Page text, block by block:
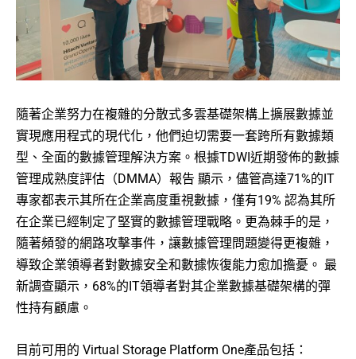
隨著企業努力在複雜的分散式多雲基礎架構上擴展數據並
實現應用程式的現代化，他們迫切需要一套跨所有數據類
型、全面的數據管理解決方案。根據TDWI近期發佈的數據
管理成熟度評估（DMMA）報告 顯示，儘管高達71%的IT
專家都表示其所在企業高度重視數據，僅有19% 認為其所
在企業已經制定了堅實的數據管理戰略。更為棘手的是，
隨著頻發的網路攻擊事件，讓數據管理問題變得更複雜，
導致企業領導者對數據安全和數據恢復能力愈加擔憂。 最
新調查顯示，68%的IT領導者對其企業數據基礎架構的彈
性持有顧慮。
目前可用的 Virtual Storage Platform One產品包括：